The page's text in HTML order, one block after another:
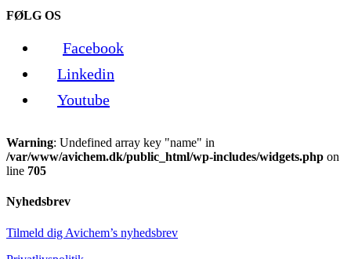
FØLG OS
Facebook
Linkedin
Youtube
Warning: Undefined array key "name" in
/var/www/avichem.dk/public_html/wp-includes/widgets.php on
line 705
Nyhedsbrev
Tilmeld dig Avichem’s nyhedsbrev